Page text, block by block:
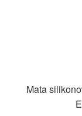
Mata